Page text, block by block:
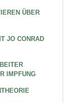
ÜBER
JO CONRAD
IMPFUNG